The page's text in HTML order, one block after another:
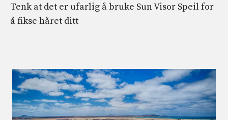
Tenk at det er ufarlig å bruke Sun Visor Speil for
å fikse håret ditt